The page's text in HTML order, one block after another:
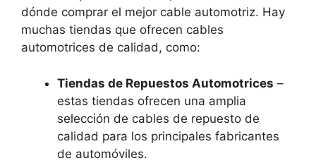
dónde comprar el mejor cable automotriz. Hay
muchas tiendas que ofrecen cables
automotrices de calidad, como:
Tiendas de Repuestos Automotrices –
estas tiendas ofrecen una amplia
selección de cables de repuesto de
calidad para los principales fabricantes
de automóviles.